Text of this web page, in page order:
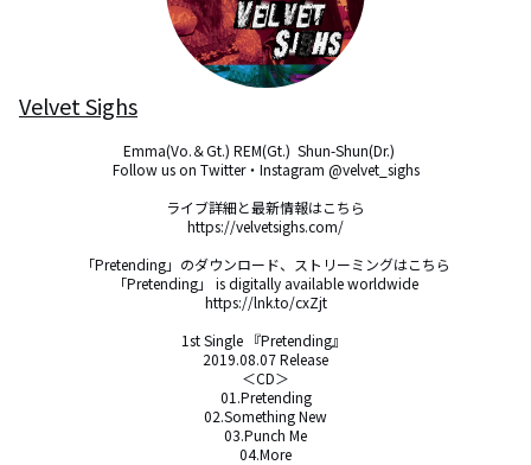
Velvet Sighs
Emma(Vo.＆Gt.) REM(Gt.)  Shun-Shun(Dr.)
Follow us on Twitter・Instagram @velvet_sighs
ライブ詳細と最新情報はこちら
https://velvetsighs.com/
「Pretending」のダウンロード、ストリーミングはこちら
「Pretending」 is digitally available worldwide
https://lnk.to/cxZjt
1st Single 『Pretending』
2019.08.07 Release
＜CD＞
01.Pretending
02.Something New
03.Punch Me
04.More